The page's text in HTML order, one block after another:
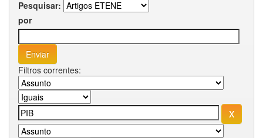
Pesquisar:
por
Filtros correntes: